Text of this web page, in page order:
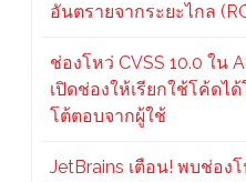
อันตรายจากระยะไกล
ช่องโหว่ CVSS 10.0 ใน
เปิดช่องให้เรียกใช้โค้ดไ
โต้ตอบจากผู้ใช้
JetBrains เตือน! พบช่อง